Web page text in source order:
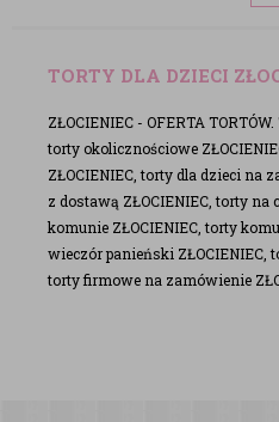
TORTY DLA DZIECI
ZŁOCIENIEC - OFERTA
torty okolicznościowe
ZŁOCIENIEC, torty dla dzieci na
z dostawą ZŁOCIENIEC, torty na
komunie ZŁOCIENIEC, torty
wieczór panieński ZŁOCIENIEC,
torty firmowe na zamówienie